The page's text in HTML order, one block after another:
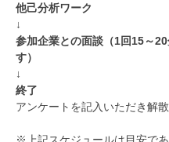
他己分析ワーク
↓
参加企業との面談（1回15～
す）
↓
終了
アンケートを記入いただき解散